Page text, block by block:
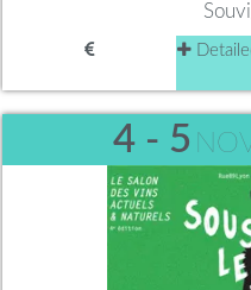
4 - 5